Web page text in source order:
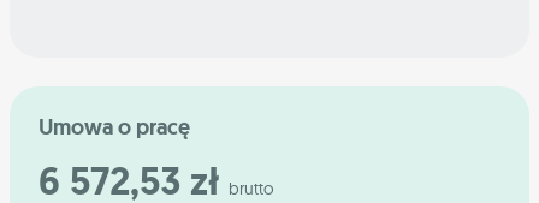
Umowa o pracę
6 572,53 zł brutto